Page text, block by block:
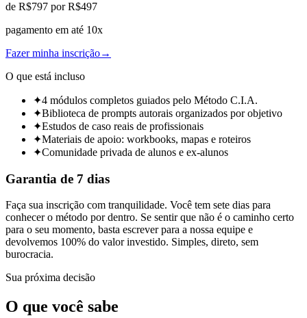
de R$797 por R$497
pagamento em até 10x
Fazer minha inscrição→
O que está incluso
✦4 módulos completos guiados pelo Método C.I.A.
✦Biblioteca de prompts autorais organizados por objetivo
✦Estudos de caso reais de profissionais
✦Materiais de apoio: workbooks, mapas e roteiros
✦Comunidade privada de alunos e ex-alunos
Garantia de 7 dias
Faça sua inscrição com tranquilidade. Você tem sete dias para
conhecer o método por dentro. Se sentir que não é o caminho certo
para o seu momento, basta escrever para a nossa equipe e
devolvemos 100% do valor investido. Simples, direto, sem
burocracia.
Sua próxima decisão
O que você sabe